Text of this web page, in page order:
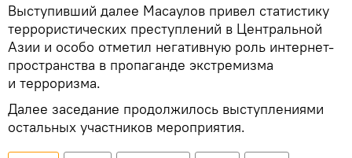
Выступивший далее Масаулов привел статистику
террористических преступлений в Центральной
Азии и особо отметил негативную роль интернет-
пространства в пропаганде экстремизма
и терроризма.
Далее заседание продолжилось выступлениями
остальных участников мероприятия.